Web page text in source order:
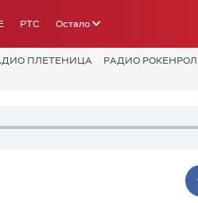
РТС Остало
ПЛЕТЕНИЦА РАДИО